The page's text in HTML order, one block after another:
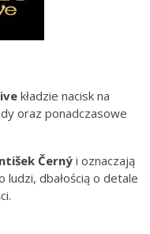
kładzie nacisk na
oraz ponadczasowe
Černý i oznaczają
dbałością o detale